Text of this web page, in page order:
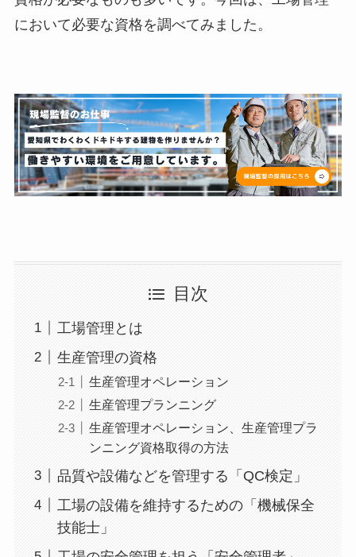
において必要な資格を調べてみました。
目次
工場管理とは
生産管理の資格
生産管理オペレーション
生産管理プランニング
生産管理オペレーション、生産管理プラ
ンニング資格取得の方法
品質や設備などを管理する「QC検定」
工場の設備を維持するための「機械保全
技能士」